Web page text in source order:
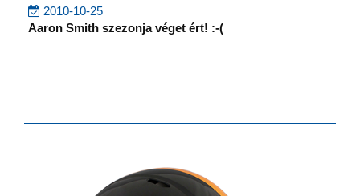
2010-10-25
Aaron Smith szezonja véget ért! :-(